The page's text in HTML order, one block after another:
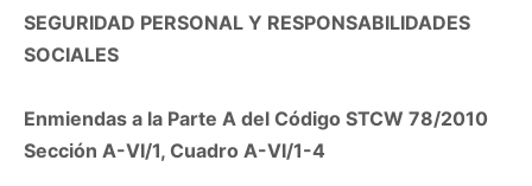
SEGURIDAD PERSONAL Y RESPONSABILIDADES
SOCIALES
Enmiendas a la Parte A del Código STCW 78/2010
Sección A-VI/1, Cuadro A-VI/1-4